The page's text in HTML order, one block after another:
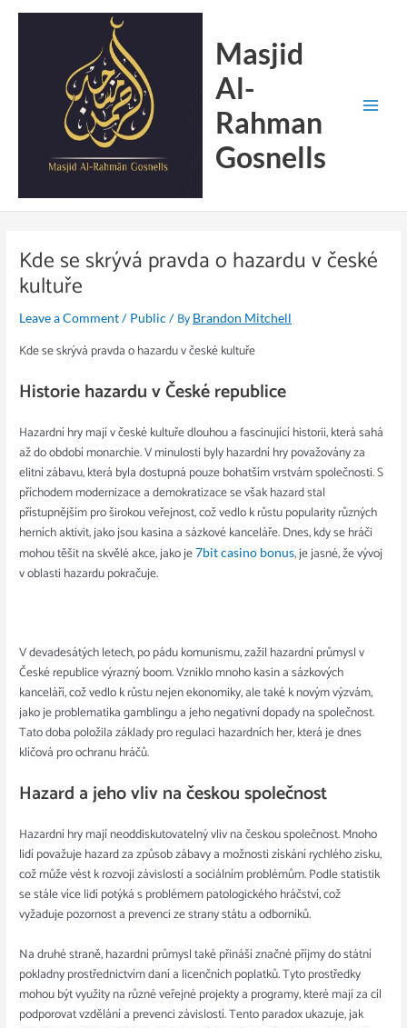
Masjid
Al-
Rahman
Gosnells
Kde se skrývá pravda o hazardu v české
kultuře
Leave a Comment/ Public / ByBrandon Mitchell
Kde se skrývá pravda o hazardu v české kultuře
Historie hazardu v České republice
Hazardní hry mají v české kultuře dlouhou a fascinující historii, která sahá
až do období monarchie. V minulosti byly hazardní hry považovány za
elitní zábavu, která byla dostupná pouze bohatším vrstvám společnosti. S
příchodem modernizace a demokratizace se však hazard stal
přístupnějším pro širokou veřejnost, což vedlo k růstu popularity různých
herních aktivit, jako jsou kasina a sázkové kanceláře. Dnes, kdy se hráči
mohou těšit na skvělé akce, jako je7bit casino bonus, je jasné, že vývoj
v oblasti hazardu pokračuje.
V devadesátých letech, po pádu komunismu, zažil hazardní průmysl v
České republice výrazný boom. Vzniklo mnoho kasin a sázkových
kanceláří, což vedlo k růstu nejen ekonomiky, ale také k novým výzvám,
jako je problematika gamblingu a jeho negativní dopady na společnost.
Tato doba položila základy pro regulaci hazardních her, která je dnes
klíčová pro ochranu hráčů.
Hazard a jeho vliv na českou společnost
Hazardní hry mají neoddiskutovatelný vliv na českou společnost. Mnoho
lidí považuje hazard za způsob zábavy a možnosti získání rychlého zisku,
což může vést k rozvoji závislostí a sociálním problémům. Podle statistik
se stále více lidí potýká s problémem patologického hráčství, což
vyžaduje pozornost a prevenci ze strany státu a odborníků.
Na druhé straně, hazardní průmysl také přináší značné příjmy do státní
pokladny prostřednictvím daní a licenčních poplatků. Tyto prostředky
mohou být využity na různé veřejné projekty a programy, které mají za cíl
podporovat vzdělání a prevenci závislostí. Tento paradox ukazuje, jak